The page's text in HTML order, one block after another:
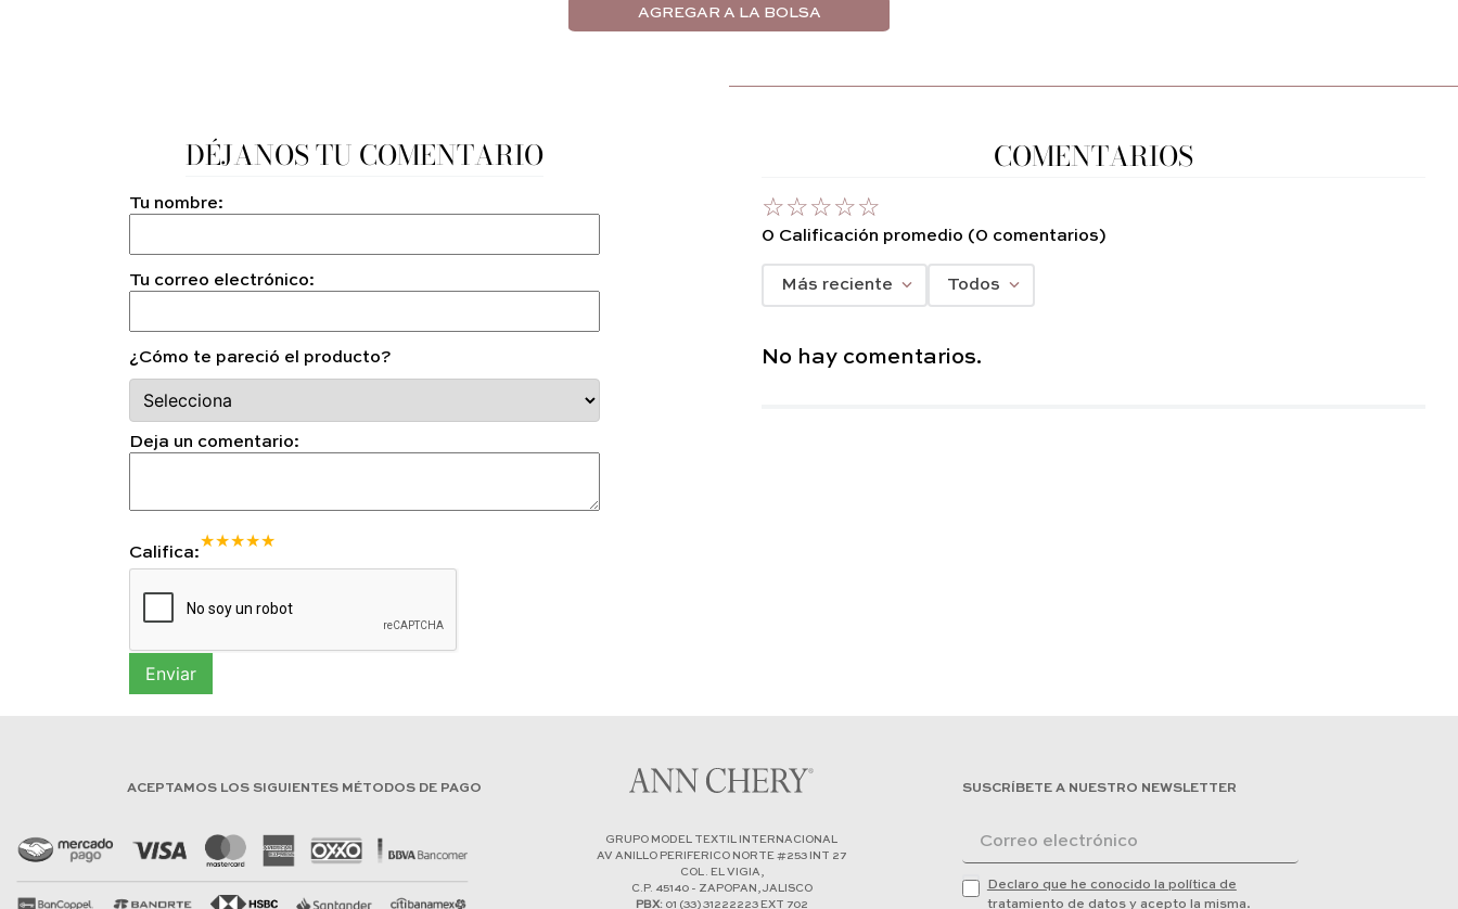
AGREGAR A LA BOLSA
DÉJANOS TU COMENTARIO
Tu nombre:
Tu correo electrónico:
¿Cómo te pareció el producto?
Deja un comentario:
Califica:
★
★
★
★
★
Enviar
COMENTARIOS
☆☆☆☆☆
0 Calificación promedio (0 comentarios)
Más reciente Todos
No hay comentarios.
ACEPTAMOS LOS SIGUIENTES MÉTODOS DE PAGO
GRUPO MODEL TEXTIL INTERNACIONAL
AV ANILLO PERIFERICO NORTE #253 INT 27
COL. EL VIGIA,
C.P. 45140 - ZAPOPAN, JALISCO
PBX:01 (33) 31222223 EXT 702
SUSCRÍBETE A NUESTRO NEWSLETTER
Declaro que he conocido la política de
tratamiento de datos y acepto la misma.